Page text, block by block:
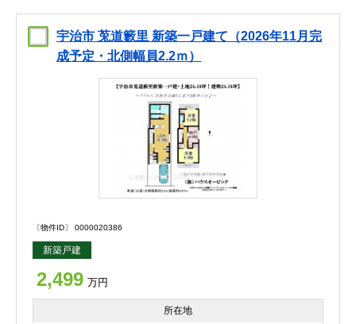
宇治市 莵道籔里 新築一戸建て（2026年11月完
成予定・北側幅員2.2ｍ）
〔物件ID〕 0000020386
新築戸建
2,499 万円
所在地